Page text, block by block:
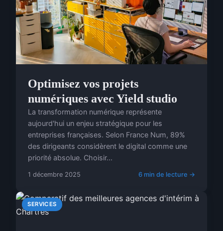
Optimisez vos projets
numériques avec Yield studio
La transformation numérique représente
aujourd'hui un enjeu stratégique pour les
entreprises françaises. Selon France Num, 89%
des dirigeants considèrent le digital comme une
priorité absolue. Choisir...
1 décembre 2025 6 min de lecture →
SERVICES